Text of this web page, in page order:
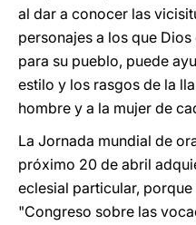
al dar a conocer las
personajes a los que
para su pueblo, puede
estilo y los rasgos de la
hombre y a la mujer de
La Jornada mundial de
próximo 20 de abril
eclesial particular,
"Congreso sobre las